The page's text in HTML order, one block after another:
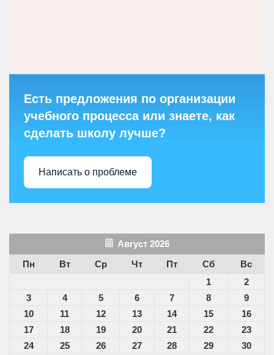
Есть предложения по организации
учебного процесса или знаете, как
сделать школу лучше?
Написать о проблеме
Август 2026
Пн
Вт Ср Чт Пт Сб
Вс
1
2
3
4 5 6 7 8
9
10
11 12 13 14 15
16
17
18 19 20 21 22
23
24
25 26 27 28 29
30